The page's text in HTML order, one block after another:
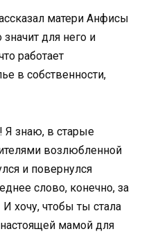
матери Анфисы
для него и
работает
в собственности,
Я знаю, в старые
возлюбленной
и повернулся
слово, конечно, за
хочу, чтобы ты стала
мамой для